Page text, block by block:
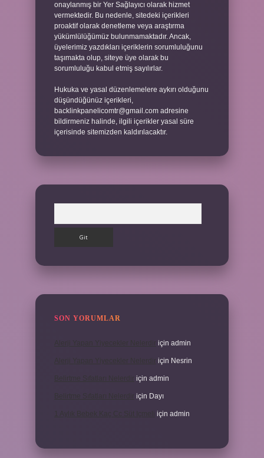
onaylanmış bir Yer Sağlayıcı olarak hizmet
vermektedir. Bu nedenle, sitedeki içerikleri
proaktif olarak denetleme veya araştırma
yükümlülüğümüz bulunmamaktadır. Ancak,
üyelerimiz yazdıkları içeriklerin sorumluluğunu
taşımakta olup, siteye üye olarak bu
sorumluluğu kabul etmiş sayılırlar.
Hukuka ve yasal düzenlemelere aykırı olduğunu
düşündüğünüz içerikleri,
backlinkpanelicomtr@gmail.com adresine
bildirmeniz halinde, ilgili içerikler yasal süre
içerisinde sitemizden kaldırılacaktır.
SON YORUMLAR
için admin
Alerji Yapan Yiyecekler Nelerdir için Nesrin
için admin
için Dayı
1 Aylık Bebek Kaç Cc Süt Içmeli için admin